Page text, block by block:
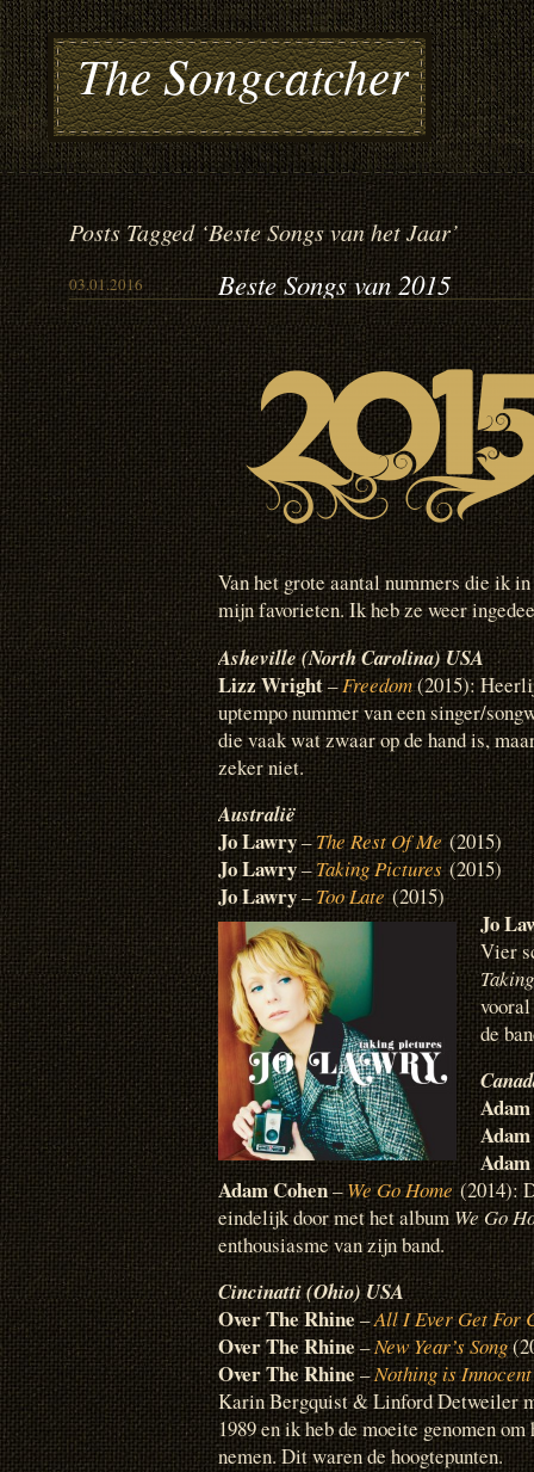
The Songcatcher
Posts Tagged ‘Beste Songs van het Jaar’
03.01.2016 Beste Songs van 2015
Van het grote aantal nummers die ik
mijn favorieten. Ik heb ze weer
Asheville (North Carolina) USA
Lizz Wright–Freedom(2015):
uptempo nummer van een singer/
die vaak wat zwaar op de hand is,
zeker niet.
Australië
Jo Lawry–The Rest Of Me (2015)
Jo Lawry–Taking Pictures (2015)
Jo Lawry–Too Late(2015)
Jo
Vier
de
Adam Cohen–We Go Home(2014):
eindelijk door met het albumWe Go
enthousiasme van zijn band.
Cincinatti (Ohio) USA
Over The Rhine–All I Ever Get For
Over The Rhine–New Year’s Song
Over The Rhine–Nothing is Innocent
Karin Bergquist & Linford Detweiler
1989 en ik heb de moeite genomen
nemen. Dit waren de hoogtepunten.